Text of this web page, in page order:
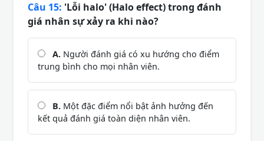
Câu 15: 'Lỗi halo' (Halo effect) trong đánh
giá nhân sự xảy ra khi nào?
A. Người đánh giá có xu hướng cho điểm
trung bình cho mọi nhân viên.
B. Một đặc điểm nổi bật ảnh hưởng đến
kết quả đánh giá toàn diện nhân viên.